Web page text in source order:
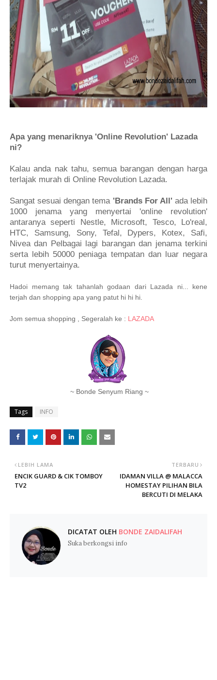
Apa yang menariknya 'Online Revolution' Lazada
ni?
Kalau anda nak tahu, semua barangan dengan harga
terlajak murah di Online Revolution Lazada.
Sangat sesuai dengan tema'Brands For All' ada lebih
1000 jenama yang menyertai 'online revolution'
antaranya seperti Nestle, Microsoft, Tesco, Lo'real,
HTC, Samsung, Sony, Tefal, Dypers, Kotex, Safi,
Nivea dan Pelbagai lagi barangan dan jenama terkini
serta lebih 50000 peniaga tempatan dan luar negara
turut menyertainya.
Hadoi memang tak tahanlah godaan dari Lazada ni... kene
terjah dan shopping apa yang patut hi hi hi.
Jom semua shopping , Segeralah ke : LAZADA
~ Bonde Senyum Riang ~
Tags INFO
TERBARU
IDAMAN VILLA @ MALACCA
HOMESTAY PILIHAN BILA
BERCUTI DI MELAKA
LEBIH LAMA
ENCIK GUARD & CIK TOMBOY
TV2
DICATAT OLEH BONDE ZAIDALIFAH
Suka berkongsi info